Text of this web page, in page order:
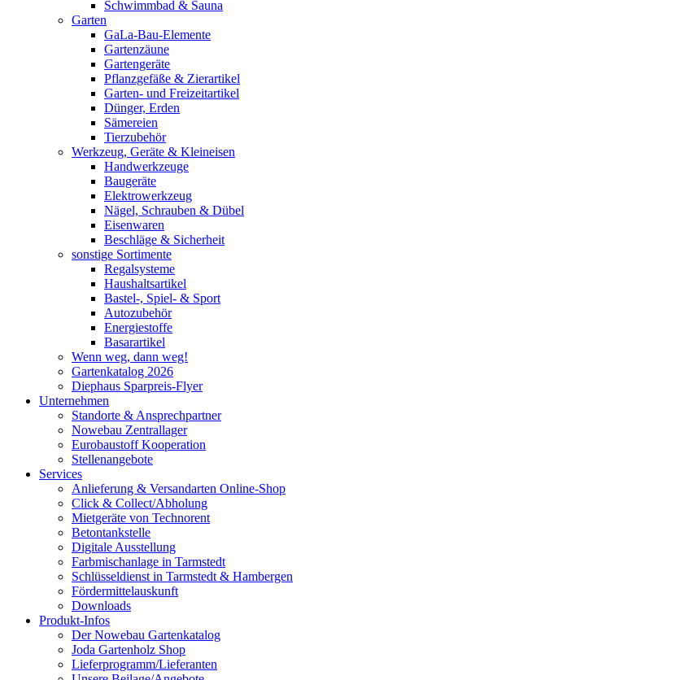
Schwimmbad & Sauna
Garten
GaLa-Bau-Elemente
Gartenzäune
Gartengeräte
Pflanzgefäße & Zierartikel
Garten- und Freizeitartikel
Dünger, Erden
Sämereien
Tierzubehör
Werkzeug, Geräte & Kleineisen
Handwerkzeuge
Baugeräte
Elektrowerkzeug
Nägel, Schrauben & Dübel
Eisenwaren
Beschläge & Sicherheit
sonstige Sortimente
Regalsysteme
Haushaltsartikel
Bastel-, Spiel- & Sport
Autozubehör
Energiestoffe
Basarartikel
Wenn weg, dann weg!
Gartenkatalog 2026
Diephaus Sparpreis-Flyer
Unternehmen
Standorte & Ansprechpartner
Nowebau Zentrallager
Eurobaustoff Kooperation
Stellenangebote
Services
Anlieferung & Versandarten Online-Shop
Click & Collect/Abholung
Mietgeräte von Technorent
Betontankstelle
Digitale Ausstellung
Farbmischanlage in Tarmstedt
Schlüsseldienst in Tarmstedt & Hambergen
Fördermittelauskunft
Downloads
Produkt-Infos
Der Nowebau Gartenkatalog
Joda Gartenholz Shop
Lieferprogramm/Lieferanten